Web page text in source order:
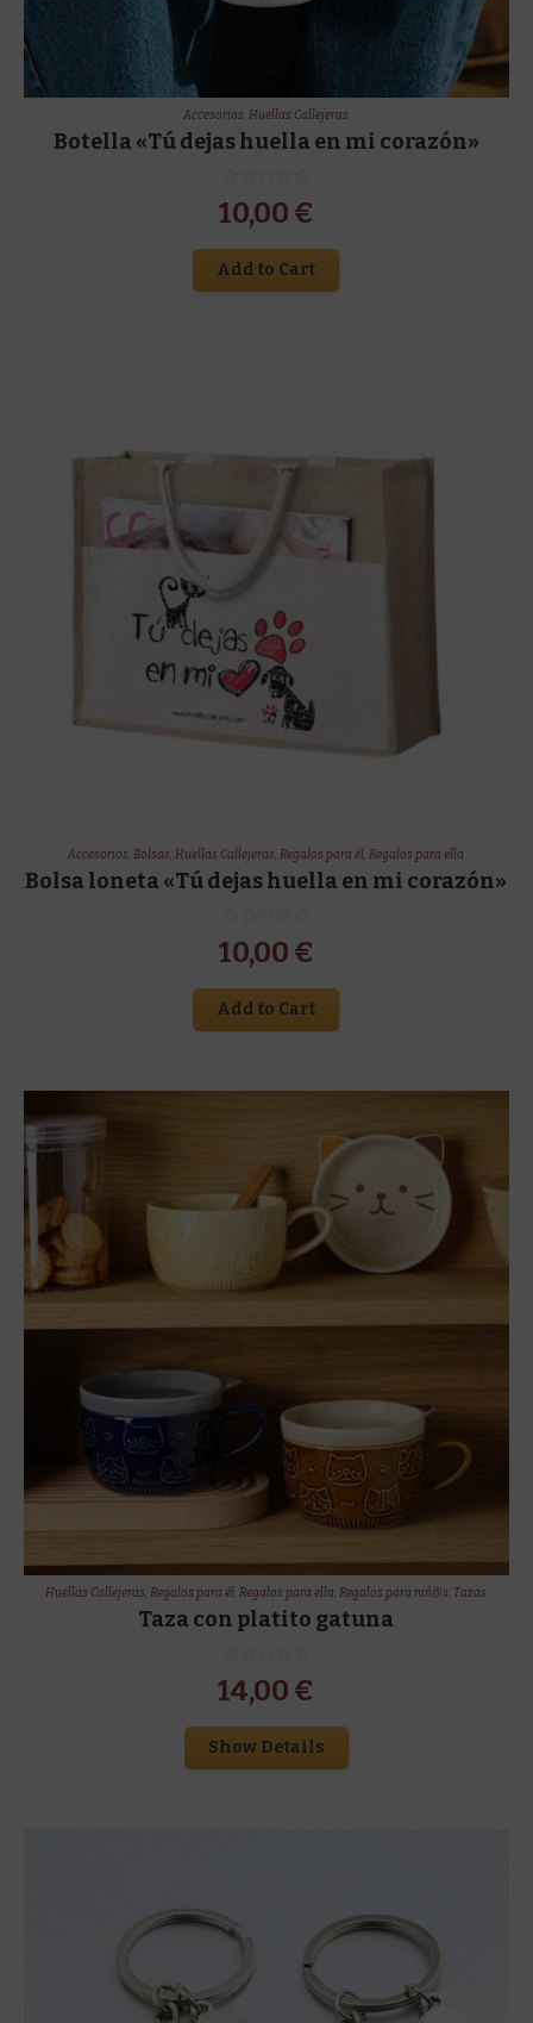
Accesorios,Huellas Callejeras
Botella «Tú dejas huella en mi corazón»
10,00 €
Add to Cart
Accesorios,Bolsas,Huellas Callejeras,Regalos para él,Regalos para ella
Bolsa loneta «Tú dejas huella en mi corazón»
10,00 €
Add to Cart
Huellas Callejeras,Regalos para él,Regalos para ella,Regalos para niñ@s, Tazas
Taza con platito gatuna
14,00 €
Show Details